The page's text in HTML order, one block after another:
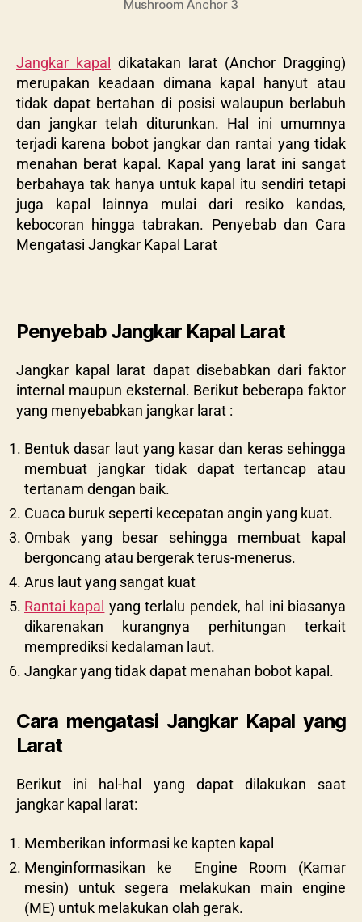
Mushroom Anchor 3
Jangkar kapal dikatakan larat (Anchor Dragging)
merupakan keadaan dimana kapal hanyut atau
tidak dapat bertahan di posisi walaupun berlabuh
dan jangkar telah diturunkan. Hal ini umumnya
terjadi karena bobot jangkar dan rantai yang tidak
menahan berat kapal. Kapal yang larat ini sangat
berbahaya tak hanya untuk kapal itu sendiri tetapi
juga kapal lainnya mulai dari resiko kandas,
kebocoran hingga tabrakan. Penyebab dan Cara
Mengatasi Jangkar Kapal Larat
Penyebab Jangkar Kapal Larat
Jangkar kapal larat dapat disebabkan dari faktor
internal maupun eksternal. Berikut beberapa faktor
yang menyebabkan jangkar larat :
Bentuk dasar laut yang kasar dan keras sehingga
membuat jangkar tidak dapat tertancap atau
tertanam dengan baik.
Cuaca buruk seperti kecepatan angin yang kuat.
Ombak yang besar sehingga membuat kapal
bergoncang atau bergerak terus-menerus.
Arus laut yang sangat kuat
Rantai kapal yang terlalu pendek, hal ini biasanya
dikarenakan kurangnya perhitungan terkait
memprediksi kedalaman laut.
Jangkar yang tidak dapat menahan bobot kapal.
Cara mengatasi Jangkar Kapal yang
Larat
Berikut ini hal-hal yang dapat dilakukan saat
jangkar kapal larat:
Memberikan informasi ke kapten kapal
Menginformasikan ke Engine Room (Kamar
mesin) untuk segera melakukan main engine
(ME) untuk melakukan olah gerak.